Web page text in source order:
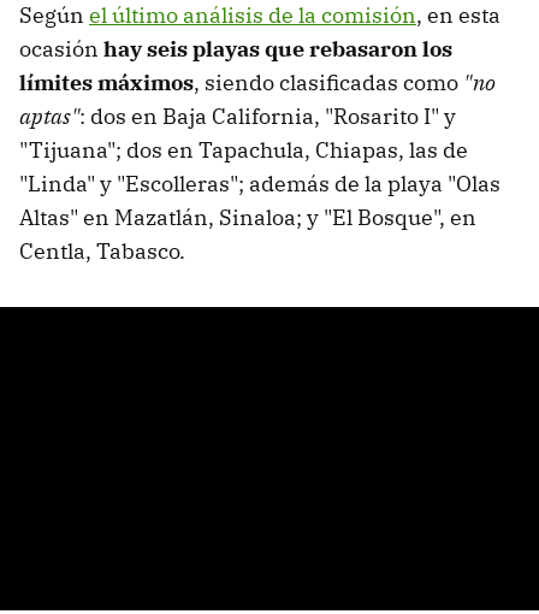
Según el último análisis de la comisión, en esta
ocasión hay seis playas que rebasaron los
límites máximos, siendo clasificadas como "no
aptas": dos en Baja California, "Rosarito I" y
"Tijuana"; dos en Tapachula, Chiapas, las de
"Linda" y "Escolleras"; además de la playa "Olas
Altas" en Mazatlán, Sinaloa; y "El Bosque", en
Centla, Tabasco.